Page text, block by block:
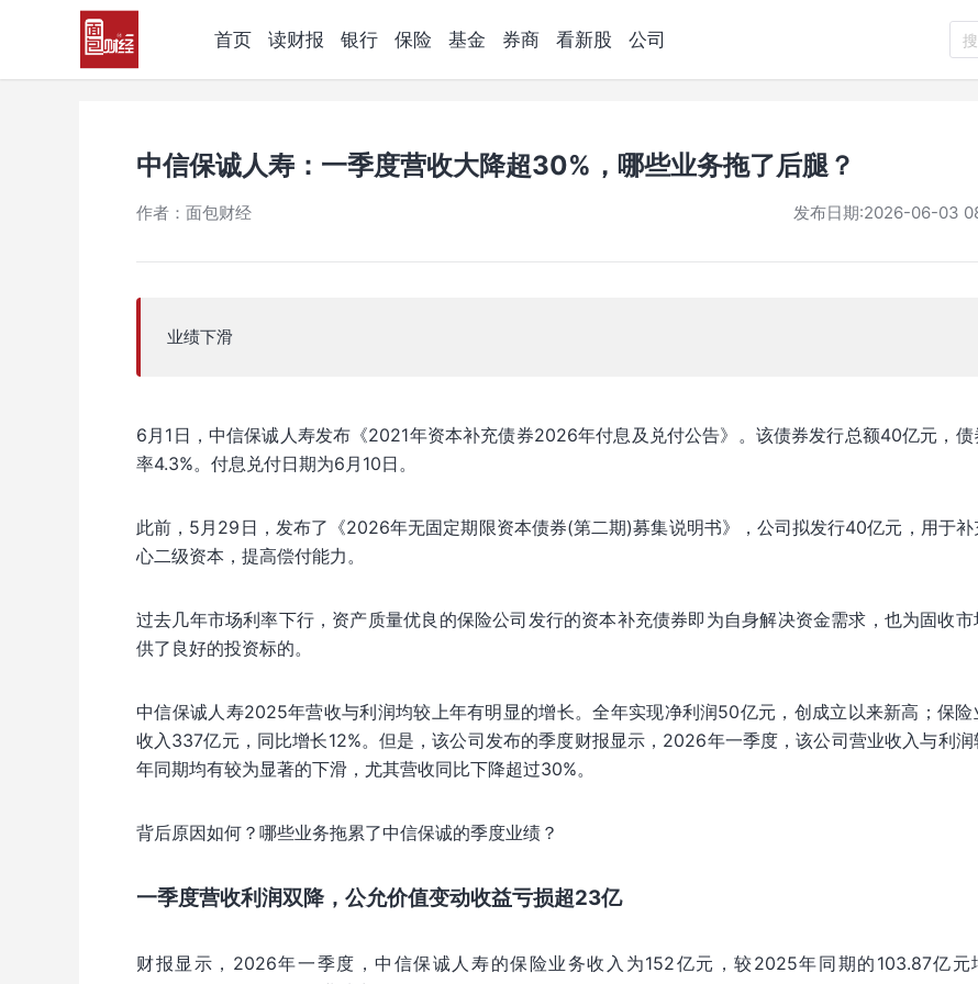
首页 读财报 银行 保险 基金 券商 看新股 公司
中信保诚人寿：一季度营收大降超30%，哪些业务拖了后腿？
作者：面包财经 发布日期:2026-06-03
业绩下滑
6月1日，中信保诚人寿发布《2021年资本补充债券2026年付息及兑付公告》。该债券发行总额40亿元，债
率4.3%。付息兑付日期为6月10日。
此前，5月29日，发布了《2026年无固定期限资本债券(第二期)募集说明书》，公司拟发行40亿元，用于补
心二级资本，提高偿付能力。
过去几年市场利率下行，资产质量优良的保险公司发行的资本补充债券即为自身解决资金需求，也为固收市
供了良好的投资标的。
中信保诚人寿2025年营收与利润均较上年有明显的增长。全年实现净利润50亿元，创成立以来新高；保险
收入337亿元，同比增长12%。但是，该公司发布的季度财报显示，2026年一季度，该公司营业收入与利润
年同期均有较为显著的下滑，尤其营收同比下降超过30%。
背后原因如何？哪些业务拖累了中信保诚的季度业绩？
一季度营收利润双降，公允价值变动收益亏损超23亿
财报显示，2026年一季度，中信保诚人寿的保险业务收入为152亿元，较2025年同期的103.87亿元